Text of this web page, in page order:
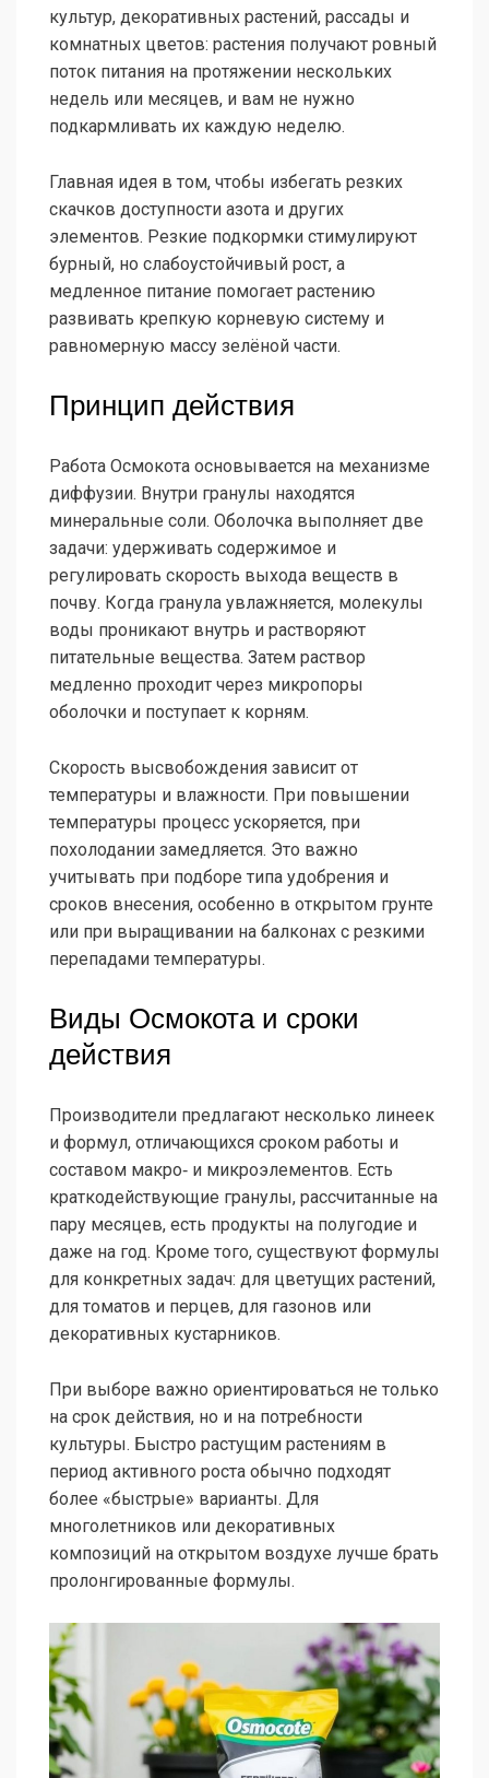
культур, декоративных растений, рассады и
комнатных цветов: растения получают ровный
поток питания на протяжении нескольких
недель или месяцев, и вам не нужно
подкармливать их каждую неделю.
Главная идея в том, чтобы избегать резких
скачков доступности азота и других
элементов. Резкие подкормки стимулируют
бурный, но слабоустойчивый рост, а
медленное питание помогает растению
развивать крепкую корневую систему и
равномерную массу зелёной части.
Принцип действия
Работа Осмокота основывается на механизме
диффузии. Внутри гранулы находятся
минеральные соли. Оболочка выполняет две
задачи: удерживать содержимое и
регулировать скорость выхода веществ в
почву. Когда гранула увлажняется, молекулы
воды проникают внутрь и растворяют
питательные вещества. Затем раствор
медленно проходит через микропоры
оболочки и поступает к корням.
Скорость высвобождения зависит от
температуры и влажности. При повышении
температуры процесс ускоряется, при
похолодании замедляется. Это важно
учитывать при подборе типа удобрения и
сроков внесения, особенно в открытом грунте
или при выращивании на балконах с резкими
перепадами температуры.
Виды Осмокота и сроки
действия
Производители предлагают несколько линеек
и формул, отличающихся сроком работы и
составом макро‑ и микроэлементов. Есть
краткодействующие гранулы, рассчитанные на
пару месяцев, есть продукты на полугодие и
даже на год. Кроме того, существуют формулы
для конкретных задач: для цветущих растений,
для томатов и перцев, для газонов или
декоративных кустарников.
При выборе важно ориентироваться не только
на срок действия, но и на потребности
культуры. Быстро растущим растениям в
период активного роста обычно подходят
более «быстрые» варианты. Для
многолетников или декоративных
композиций на открытом воздухе лучше брать
пролонгированные формулы.